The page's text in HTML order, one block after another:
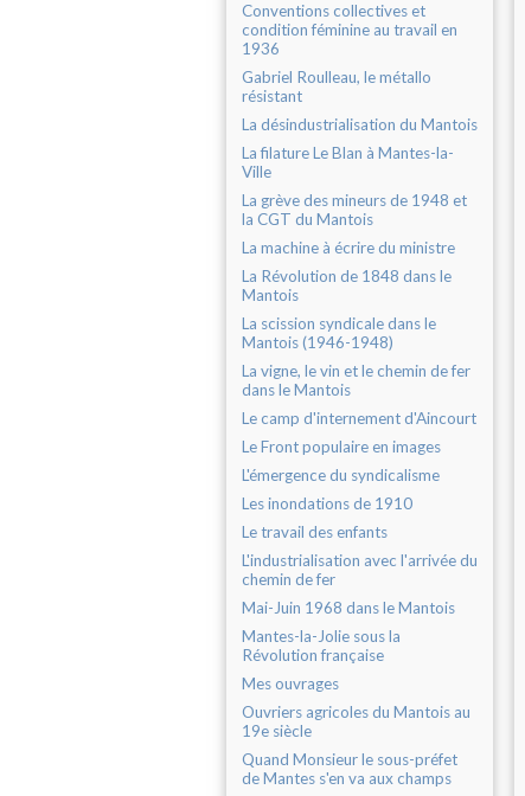
Conventions collectives et
condition féminine au travail en
1936
Gabriel Roulleau, le métallo
résistant
La désindustrialisation du Mantois
La filature Le Blan à Mantes-la-
Ville
La grève des mineurs de 1948 et
la CGT du Mantois
La machine à écrire du ministre
La Révolution de 1848 dans le
Mantois
La scission syndicale dans le
Mantois (1946-1948)
La vigne, le vin et le chemin de fer
dans le Mantois
Le camp d'internement d'Aincourt
Le Front populaire en images
L'émergence du syndicalisme
Les inondations de 1910
Le travail des enfants
L'industrialisation avec l'arrivée du
chemin de fer
Mai-Juin 1968 dans le Mantois
Mantes-la-Jolie sous la
Révolution française
Mes ouvrages
Ouvriers agricoles du Mantois au
19e siècle
Quand Monsieur le sous-préfet
de Mantes s'en va aux champs